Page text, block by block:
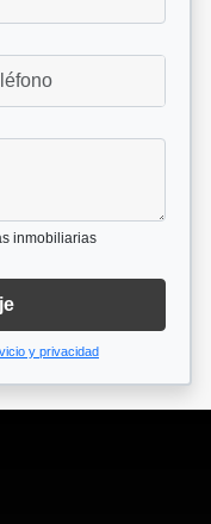
inmobiliarias
y privacidad